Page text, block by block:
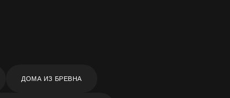
ДОМА ИЗ БРЕВНА